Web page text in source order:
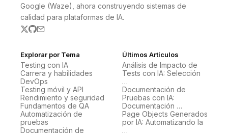
Google (Waze), ahora construyendo sistemas de
calidad para plataformas de IA.
Explorar por Tema
Testing con IA
Carrera y habilidades
DevOps
Testing móvil y API
Rendimiento y seguridad
Fundamentos de QA
Automatización de
pruebas
Documentación de
Últimos Artículos
Análisis de Impacto de
Tests con IA: Selección
…
Documentación de
Pruebas con IA:
Documentación …
Page Objects Generados
por IA: Automatizando la
…